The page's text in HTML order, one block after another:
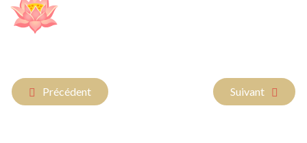
Article précédent : "Le Reiki et le Chant Apaisant de la
Précédent Article suivant :
Suivant